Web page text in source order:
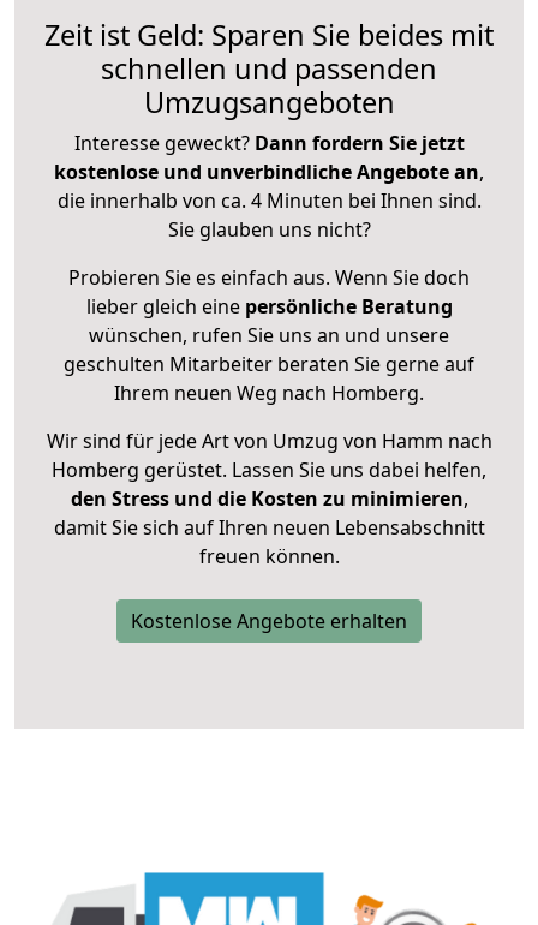
Zeit ist Geld: Sparen Sie beides mit
schnellen und passenden
Umzugsangeboten
Interesse geweckt? Dann fordern Sie jetzt
kostenlose und unverbindliche Angebote an,
die innerhalb von ca. 4 Minuten bei Ihnen sind.
Sie glauben uns nicht?
Probieren Sie es einfach aus. Wenn Sie doch
lieber gleich eine persönliche Beratung
wünschen, rufen Sie uns an und unsere
geschulten Mitarbeiter beraten Sie gerne auf
Ihrem neuen Weg nach Homberg.
Wir sind für jede Art von Umzug von Hamm nach
Homberg gerüstet. Lassen Sie uns dabei helfen,
den Stress und die Kosten zu minimieren,
damit Sie sich auf Ihren neuen Lebensabschnitt
freuen können.
Kostenlose Angebote erhalten